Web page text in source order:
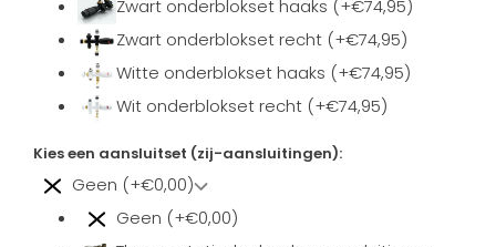
Zwart onderblokset haaks (+€74,95)
Zwart onderblokset recht (+€74,95)
Witte onderblokset haaks (+€74,95)
Wit onderblokset recht (+€74,95)
Kies een aansluitset (zij-aansluitingen):
Geen (+€0,00)
Geen (+€0,00)